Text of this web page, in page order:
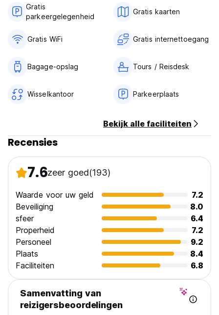
(Auto-translated from original language)
Gratis
parkeergelegenheid
Gratis kaarten
Gratis WiFi Gratis internettoegang
Bagage-opslag Tours / Reisdesk
Wisselkantoor Parkeerplaats
Bekijk alle faciliteiten
Recensies
7.6zeer goed(193)
Waarde voor uw geld
7.2
Beveiliging
8.0
sfeer
6.4
Properheid
7.2
Personeel
9.2
Plaats
8.4
Faciliteiten
6.8
Samenvatting van
reizigersbeoordelingen